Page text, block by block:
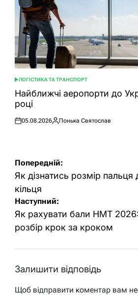
ОПУБЛІКУВАТИ
У
ЛОГІСТИКА ТА ТРАНСПОРТ
Найближчі аеропорти до
році
Оприлюднено
05.08.2026
Опубліковано
Понька Святослав
Навігація
записів
Попередній:
Як дізнатись розмір пальця
кільця
Наступний:
Як рахувати бали НМТ
розбір крок за кроком
Залишити відповідь
Щоб відправити коментар вам